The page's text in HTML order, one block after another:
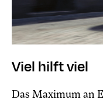
Viel hilft viel
Das Maximum an